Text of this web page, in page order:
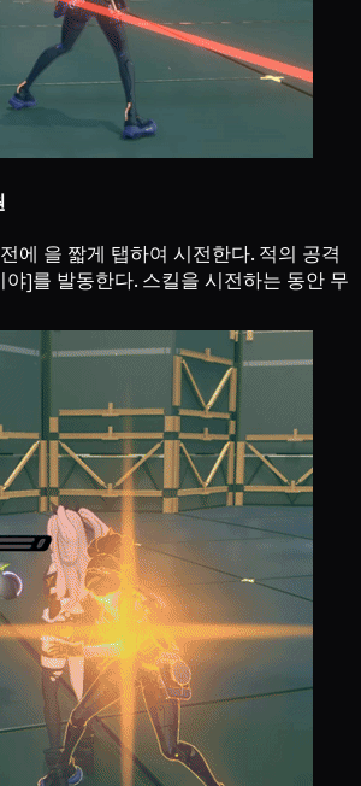
에 을 짧게 탭하여 시전한다. 적의 공격
]를 발동한다. 스킬을 시전하는 동안 무